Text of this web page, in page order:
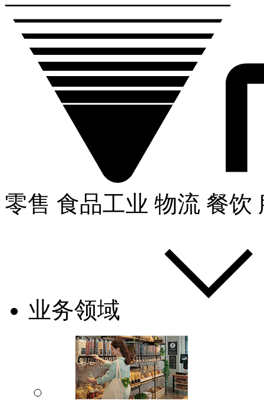
零售 食品工业 物流 餐饮
业务领域